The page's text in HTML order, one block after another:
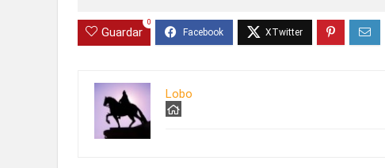
Guardar
0
Lobo